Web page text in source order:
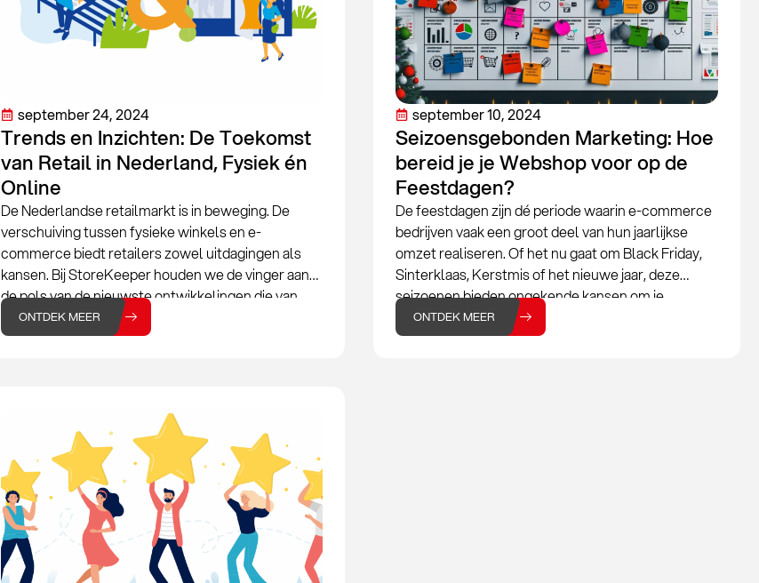
september 24, 2024
Trends en Inzichten: De Toekomst
van Retail in Nederland, Fysiek én
Online
De Nederlandse retailmarkt is in beweging. De
verschuiving tussen fysieke winkels en e-
commerce biedt retailers zowel uitdagingen als
kansen. Bij StoreKeeper houden we de vinger aan
de pols van de nieuwste ontwikkelingen die van
invloed zijn op jouw onderneming. Of je nu een
fysieke winkel hebt, een webshop runt, of
ONTDEK MEER
september 10, 2024
Seizoensgebonden Marketing: Hoe
bereid je je Webshop voor op de
Feestdagen?
De feestdagen zijn dé periode waarin e-commerce
bedrijven vaak een groot deel van hun jaarlijkse
omzet realiseren. Of het nu gaat om Black Friday,
Sinterklaas, Kerstmis of het nieuwe jaar, deze
seizoenen bieden ongekende kansen om je
verkoop te verhogen. Maar om optimaal te
profiteren van deze drukke periode, is
ONTDEK MEER